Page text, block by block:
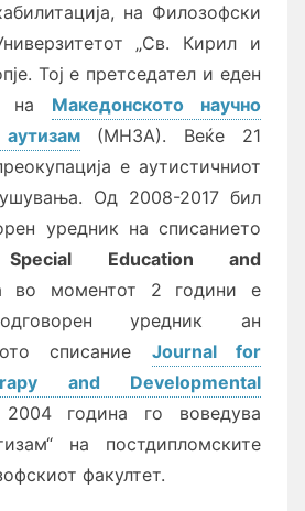
на Филозофски
„Св. Кирил и
Тој е претседател и еден
на Македонското научно
(МНЗА). Веќе 21
е аутистичниот
Од 2008-2017 бил
уредник на списанието
Education and
во моментот 2 години е
уредник ан
списание Journal for
and Developmental
година го воведува
на постдипломските
факултет.